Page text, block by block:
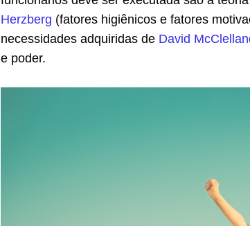
Herzberg (fatores higiênicos e fatores
necessidades adquiridas de David
e poder.